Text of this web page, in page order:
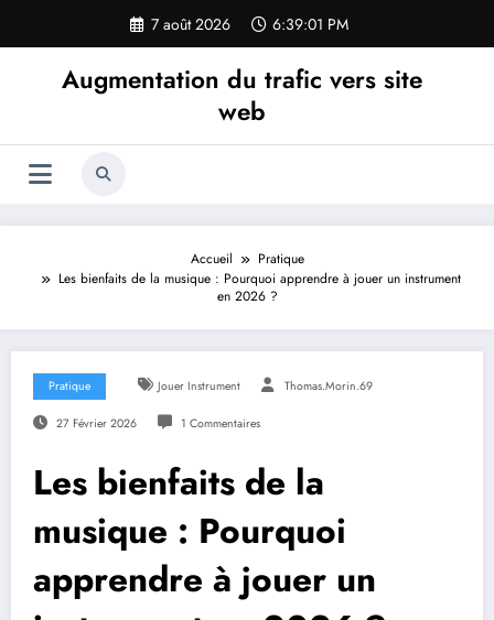
contenu
7 août 2026 6:39:02 PM
Augmentation du trafic vers site
web
Accueil
Pratique
Les bienfaits de la musique : Pourquoi apprendre à jouer un instrument
en 2026 ?
Pratique Jouer Instrument Thomas.Morin.69
27 Février 2026 1 Commentaires
Les bienfaits de la
musique : Pourquoi
apprendre à jouer un